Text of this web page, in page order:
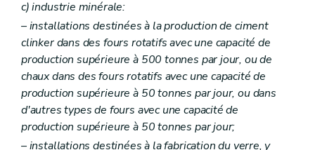
Art. 208
Art. 210
Art. 211
Art. 212
Art. 213
Art. 214
Art. 215
Art. 216
Art. 217
Art. 218
c) industrie minérale:
– installations destinées à la production de ciment
clinker dans des fours rotatifs avec une capacité de
production supérieure à 500 tonnes par jour, ou de
chaux dans des fours rotatifs avec une capacité de
production supérieure à 50 tonnes par jour, ou dans
d'autres types de fours avec une capacité de
production supérieure à 50 tonnes par jour;
– installations destinées à la fabrication du verre, y